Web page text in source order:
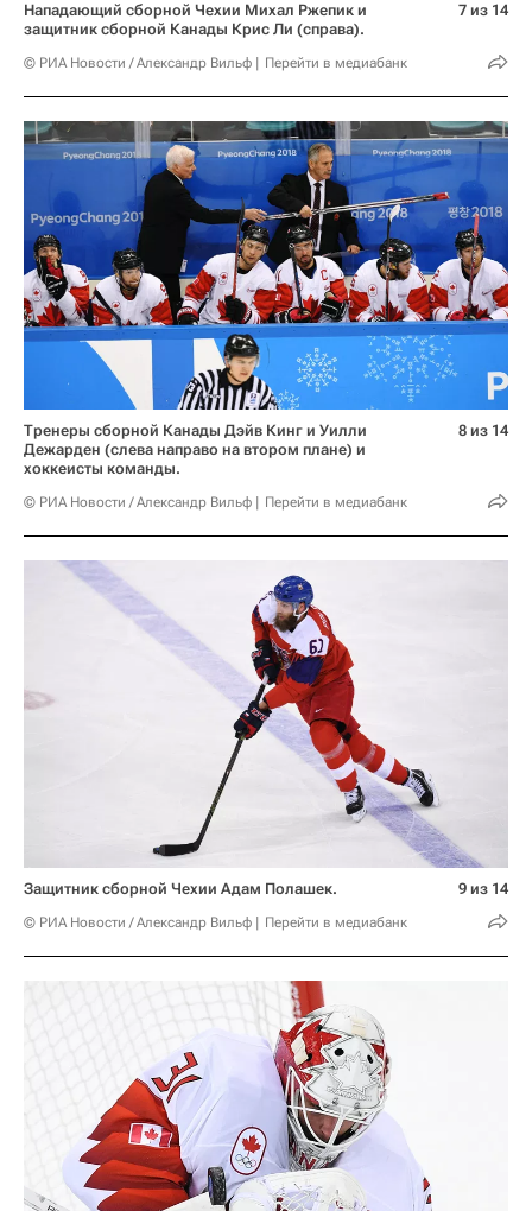
Нападающий сборной Чехии Михал Ржепик и
защитник сборной Канады Крис Ли (справа).
© РИА Новости / Александр Вильф Перейти в медиабанк
7 из 14
Тренеры сборной Канады Дэйв Кинг и Уилли
Дежарден (слева направо на втором плане) и
хоккеисты команды.
© РИА Новости / Александр Вильф Перейти в медиабанк
8 из 14
Защитник сборной Чехии Адам Полашек.
© РИА Новости / Александр Вильф Перейти в медиабанк
9 из 14